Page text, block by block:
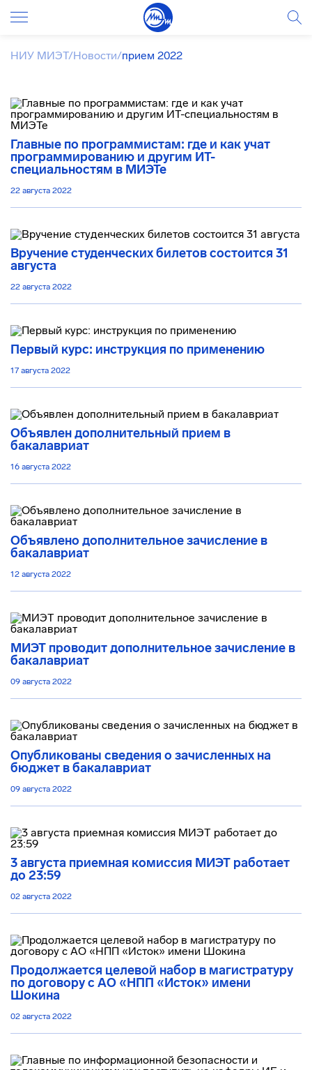
НИУ МИЭТ/Новости/прием 2022
Главные по программистам: где и как учат
программированию и другим ИТ-
специальностям в МИЭТе
22 августа 2022
Вручение студенческих билетов состоится 31
августа
22 августа 2022
Первый курс: инструкция по применению
17 августа 2022
Объявлен дополнительный прием в
бакалавриат
16 августа 2022
Объявлено дополнительное зачисление в
бакалавриат
12 августа 2022
МИЭТ проводит дополнительное зачисление в
бакалавриат
09 августа 2022
Опубликованы сведения о зачисленных на
бюджет в бакалавриат
09 августа 2022
3 августа приемная комиссия МИЭТ работает
до 23:59
02 августа 2022
Продолжается целевой набор в магистратуру
по договору с АО «НПП «Исток» имени
Шокина
02 августа 2022